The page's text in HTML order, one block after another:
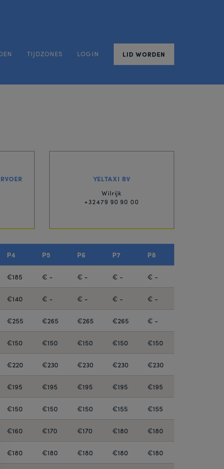
TIJDZONES LOGIN LID WORDEN
YELTAXI BV
Wilrijk
+32479 90 90 00
P4 P5 P6 P7 P8
€185 € - € - € - € -
€140 € - € - € - € -
€255 €265 €265 €265 € -
€150 €150 €150 €150 €150
€220 €230 €230 €230 €230
€195 €195 €195 €195 €195
€150 €150 €150 €155 €155
€160 €170 €170 €180 €180
€180 €180 €180 €180 €180